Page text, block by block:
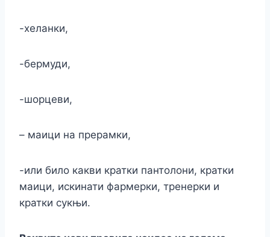
-хеланки,
-бермуди,
-шорцеви,
– маици на прерамки,
-или било какви кратки пантолони, кратки
маици, искинати фармерки, тренерки и
кратки сукњи.